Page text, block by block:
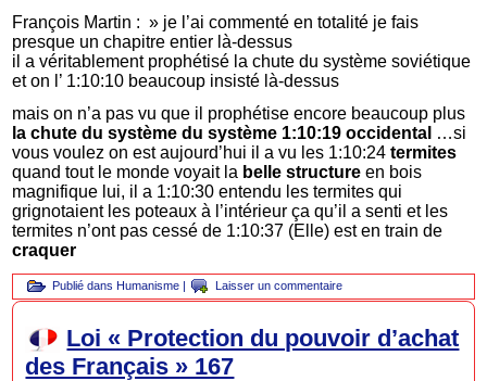
François Martin : » je l’ai commenté en totalité je fais
presque un chapitre entier là-dessus
il a véritablement prophétisé la chute du système soviétique
et on l’ 1:10:10 beaucoup insisté là-dessus
mais on n’a pas vu que il prophétise encore beaucoup plus
la chute du système du système 1:10:19 occidental …si
vous voulez on est aujourd’hui il a vu les 1:10:24termites
quand tout le monde voyait la belle structureen bois
magnifique lui, il a 1:10:30 entendu les termites qui
grignotaient les poteaux à l’intérieur ça qu’il a senti et les
termites n’ont pas cessé de 1:10:37 (Elle) est en train de
craquer
Publié dans Humanisme | Laisser un commentaire
Loi « Protection du pouvoir d’achat
des Français » 167